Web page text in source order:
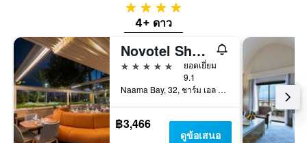
4 ดาว
4+ ดาว
Novotel Sharm El Sheikh
5 ดาว
ยอดเยี่ยม
9.1
Naama Bay, 32, ชาร์ม เอล ชีค, อียิปต์
฿3,466
ดูข้อเสนอ